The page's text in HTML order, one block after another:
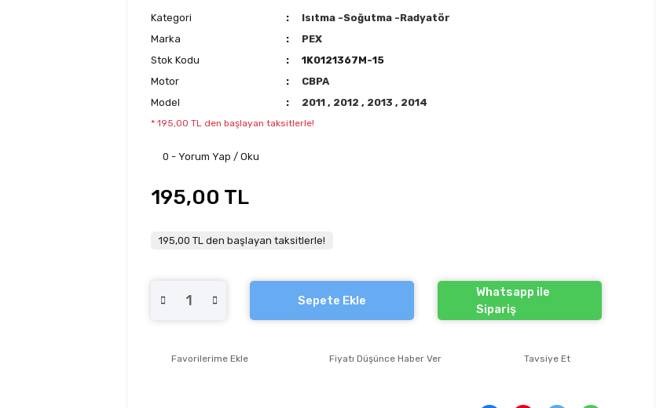
Kategori
Isıtma -Soğutma -Radyatör
Marka
PEX
Stok Kodu
1K0121367M-15
Motor
CBPA
Model
2011, 2012, 2013, 2014
* 195,00 TL den başlayan taksitlerle!
0 - Yorum Yap / Oku
195,00 TL
195,00 TL den başlayan taksitlerle!
Sepete Ekle
Whatsapp ile
Sipariş
Fiyatı Düşünce Haber Ver Tavsiye Et